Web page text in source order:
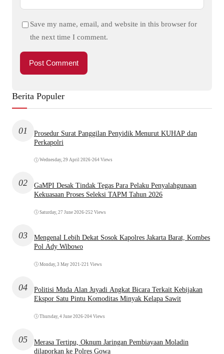
Save my name, email, and website in this browser for
the next time I comment.
Berita Populer
01
Prosedur Surat Panggilan Penyidik Menurut KUHAP dan
Perkapolri
Wednesday, 29 April 2026•264 Views
02
GaMPI Desak Tindak Tegas Para Pelaku Penyalahgunaan
Kekuasaan Proses Seleksi TAPM Tahun 2026
Saturday, 27 June 2026•252 Views
03
Mengenal Lebih Dekat Sosok Kapolres Jakarta Barat, Kombes
Pol Ady Wibowo
Monday, 3 May 2021 •221 Views
04
Politisi Muda Alan Juyadi Angkat Bicara Terkait Kebijakan
Ekspor Satu Pintu Komoditas Minyak Kelapa Sawit
Thursday, 4 June 2026•204 Views
05
Merasa Tertipu, Oknum Jaringan Pembiayaan Moladin
dilaporkan ke Polres Gowa